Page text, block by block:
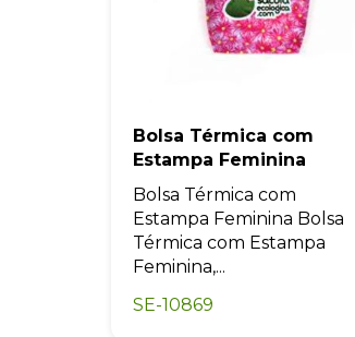
Bolsa Térmica com
Estampa Feminina
Bolsa Térmica com
Estampa Feminina Bolsa
Térmica com Estampa
Feminina,...
SE-10869